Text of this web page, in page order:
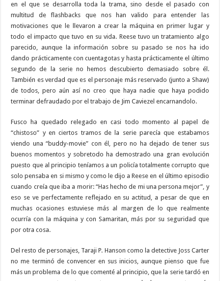
en el que se desarrolla toda la trama, sino desde el pasado con
multitud de flashbacks que nos han valido para entender las
motivaciones que le llevaron a crear la máquina en primer lugar y
todo el impacto que tuvo en su vida. Reese tuvo un tratamiento algo
parecido, aunque la información sobre su pasado se nos ha ido
dando prácticamente con cuentagotas y hasta prácticamente el último
segundo de la serie no hemos descubierto demasiado sobre él.
También es verdad que es el personaje más reservado (junto a Shaw)
de todos, pero aún así no creo que haya nadie que haya podido
terminar defraudado por el trabajo de Jim Caviezel encarnandolo.
Fusco ha quedado relegado en casi todo momento al papel de
“chistoso” y en ciertos tramos de la serie parecía que estabamos
viendo una “buddy-movie” con él, pero no ha dejado de tener sus
buenos momentos y sobretodo ha demostrado una gran evolución
puesto que al principio teníamos a un policía totalmente corrupto que
solo pensaba en si mismo y como le dijo a Reese en el último episodio
cuando creía que iba a morir: “Has hecho de mi una persona mejor”, y
eso se ve perfectamente reflejado en su actitud, a pesar de que en
muchas ocasiones estuviese más al margen de lo que realmente
ocurría con la máquina y con Samaritan, más por su seguridad que
por otra cosa.
Del resto de personajes, Taraji P. Hanson como la detective Joss Carter
no me terminó de convencer en sus inicios, aunque pienso que fue
más un problema de lo que comenté al principio, que la serie tardó en